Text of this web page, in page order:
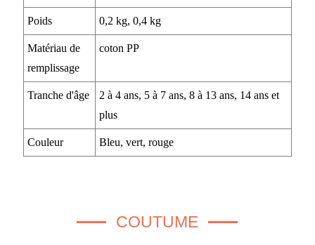
Poids 0,2 kg, 0,4 kg
Matériau de
remplissage
coton PP
Tranche d'âge
2 à 4 ans, 5 à 7 ans, 8 à 13 ans, 14 ans et
plus
Couleur Bleu, vert, rouge
COUTUME